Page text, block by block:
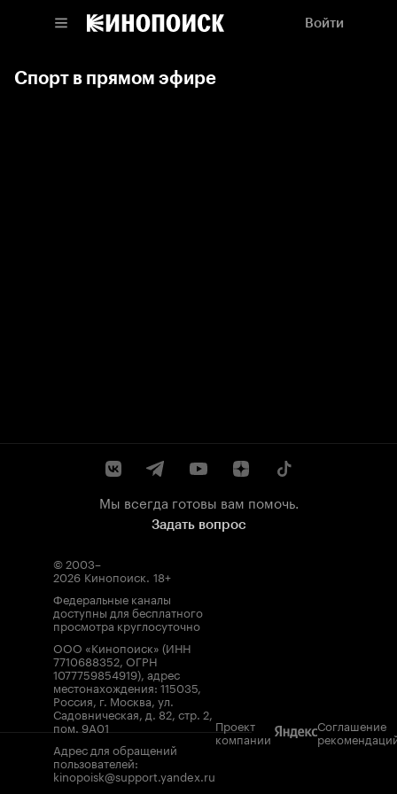
Войти
Спорт в прямом эфире
Мы всегда готовы вам помочь.
Задать вопрос
© 2003–
2026 Кинопоиск. 18+
Федеральные каналы
доступны для бесплатного
просмотра круглосуточно
ООО «Кинопоиск» (ИНН
7710688352, ОГРН
1077759854919), адрес
местонахождения: 115035,
Россия, г. Москва, ул.
Садовническая, д. 82, стр. 2,
пом. 9А01
Адрес для обращений
пользователей:
kinopoisk@support.yandex.ru
Проект
компании
Соглашение